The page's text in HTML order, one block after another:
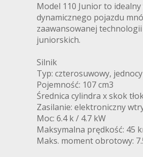
Model 110 Junior to
dynamicznego pojazdu
zaawansowanej
juniorskich.
Silnik
Typ: czterosuwowy,
Pojemność: 107 cm3
Średnica cylindra x skok
Zasilanie: elektroniczny
Moc: 6.4 k / 4.7 kW
Maksymalna prędkość: 45
Maks. moment obrotowy: